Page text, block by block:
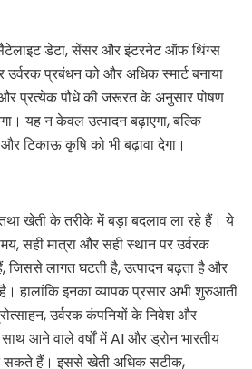
डेटा, सेंसर और इंटरनेट ऑफ थिंग्स
प्रबंधन को और अधिक स्मार्ट बनाया
प्रत्येक पौधे की जरूरत के अनुसार पोषण
यह न केवल उत्पादन बढ़ाएगा, बल्कि
टिकाऊ कृषि को भी बढ़ावा देगा।
खेती के तरीके में बड़ा बदलाव ला रहे हैं। ये
सही मात्रा और सही स्थान पर उर्वरक
जिससे लागत घटती है, उत्पादन बढ़ता है और
है। हालांकि इनका व्यापक प्रसार अभी शुरुआती
उर्वरक कंपनियों के निवेश और
आने वाले वर्षों में AI और ड्रोन भारतीय
सकते हैं। इससे खेती अधिक सटीक,